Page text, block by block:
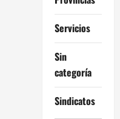
Servicios
Sin
categoría
Sindicatos